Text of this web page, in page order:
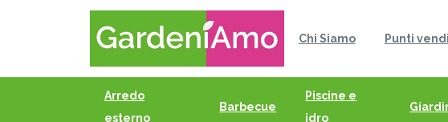
Chi Siamo Punti
Arredo
esterno
Barbecue
Piscine e
idro